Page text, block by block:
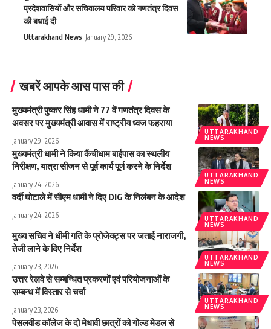
प्रदेशवासियों और सचिवालय परिवार को गणतंत्र दिवस
की बधाई दी
Uttarakhand News January 29, 2026
खबरें आपके आस पास की
UTTARAKHAND
NEWS
मुख्यमंत्री पुष्कर सिंह धामी ने 77 वें गणतंत्र दिवस के
अवसर पर मुख्यमंत्री आवास में राष्ट्रीय ध्वज फहराया
January 29, 2026
UTTARAKHAND
NEWS
मुख्यमंत्री धामी ने किया कैंचीधाम बाईपास का स्थलीय
निरीक्षण, यात्रा सीजन से पूर्व कार्य पूर्ण करने के निर्देश
January 24, 2026
UTTARAKHAND
NEWS
वर्दी घोटाले में सीएम धामी ने दिए DIG के निलंबन के आदेश
January 24, 2026
UTTARAKHAND
NEWS
मुख्य सचिव ने धीमी गति के प्रोजेक्ट्स पर जताई नाराजगी,
तेजी लाने के दिए निर्देश
January 23, 2026
UTTARAKHAND
NEWS
उत्तर रेलवे से सम्बन्धित प्रकरणों एवं परियोजनाओं के
सम्बन्ध में विस्तार से चर्चा
January 23, 2026
पेसलवीड कॉलेज के दो मेधावी छात्रों को गोल्ड मेडल से